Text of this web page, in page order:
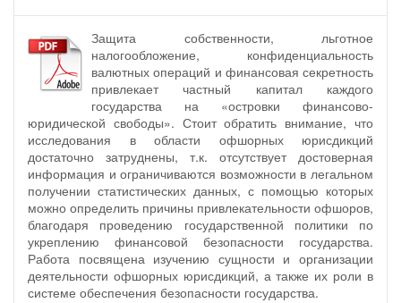
Защита собственности, льготное
налогообложение, конфиденциальность
валютных операций и финансовая секретность
привлекает частный капитал каждого
государства на «островки финансово-
юридической свободы». Стоит обратить внимание, что
исследования в области офшорных юрисдикций
достаточно затруднены, т.к. отсутствует достоверная
информация и ограничиваются возможности в легальном
получении статистических данных, с помощью которых
можно определить причины привлекательности офшоров,
благодаря проведению государственной политики по
укреплению финансовой безопасности государства.
Работа посвящена изучению сущности и организации
деятельности офшорных юрисдикций, а также их роли в
системе обеспечения безопасности государства.